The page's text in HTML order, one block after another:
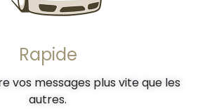
Rapide
vos messages plus vite que les
autres.